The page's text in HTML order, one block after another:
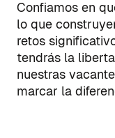
Confiamos en
lo que
retos
tendrás la
nuestras
marcar la